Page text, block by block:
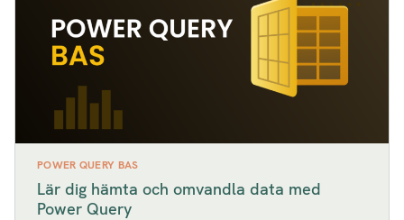
POWER QUERY BAS
Lär dig hämta och omvandla data med
Power Query